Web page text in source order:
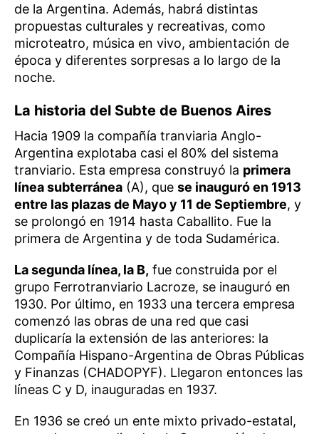
de la Argentina. Además, habrá distintas
propuestas culturales y recreativas, como
microteatro, música en vivo, ambientación de
época y diferentes sorpresas a lo largo de la
noche.
La historia del Subte de Buenos Aires
Hacia 1909 la compañía tranviaria Anglo-
Argentina explotaba casi el 80% del sistema
tranviario. Esta empresa construyó la primera
línea subterránea (A), que se inauguró en 1913
entre las plazas de Mayo y 11 de Septiembre, y
se prolongó en 1914 hasta Caballito. Fue la
primera de Argentina y de toda Sudamérica.
La segunda línea, la B, fue construida por el
grupo Ferrotranviario Lacroze, se inauguró en
1930. Por último, en 1933 una tercera empresa
comenzó las obras de una red que casi
duplicaría la extensión de las anteriores: la
Compañía Hispano-Argentina de Obras Públicas
y Finanzas (CHADOPYF). Llegaron entonces las
líneas C y D, inauguradas en 1937.
En 1936 se creó un ente mixto privado-estatal,